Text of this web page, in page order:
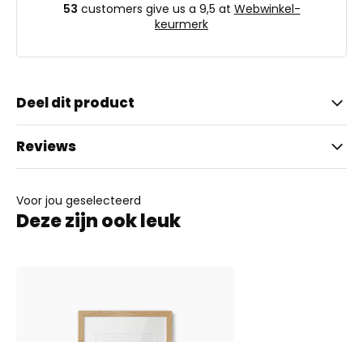
53 customers give us a 9,5 at Webwinkel-
keurmerk
Deel dit product
Reviews
Voor jou geselecteerd
Deze zijn ook leuk